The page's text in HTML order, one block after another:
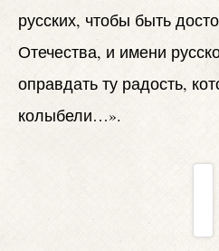
русских, чтобы быть
Отечества, и имени
оправдать ту радость,
колыбели…».